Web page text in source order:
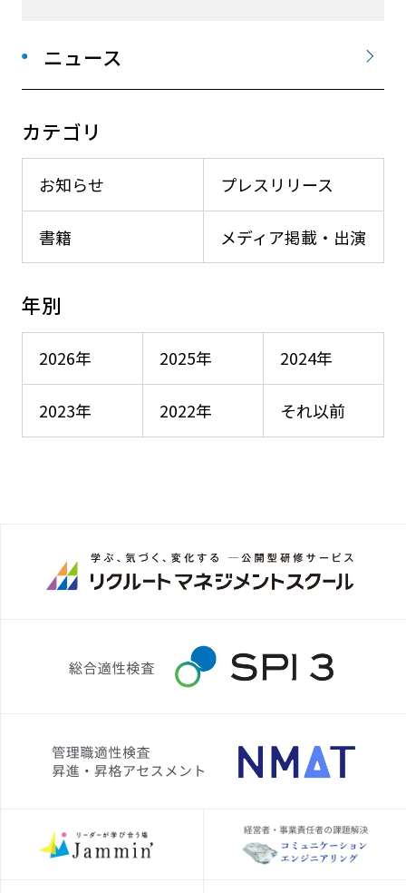
ニュース
カテゴリ
お知らせ プレスリリース
メディア掲載・出演
書籍
年別
2026年 2025年 2024年
2023年 2022年 それ以前